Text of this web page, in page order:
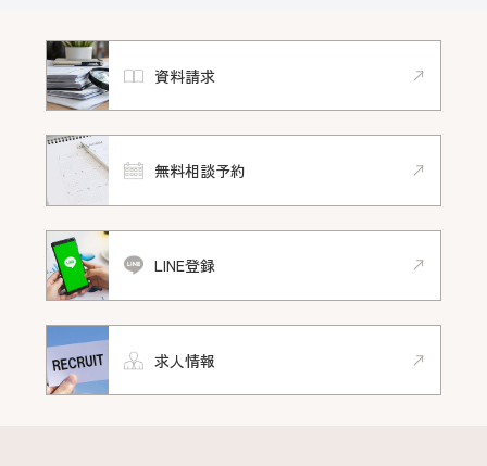
資料請求
無料相談予約
LINE登録
求人情報